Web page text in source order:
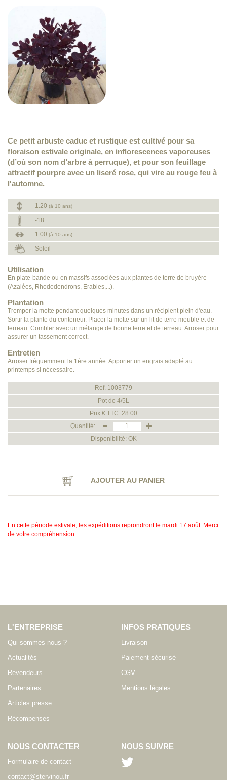
Ce petit arbuste caduc et rustique est cultivé pour sa
floraison estivale originale, en inflorescences vaporeuses
(d’où son nom d’arbre à perruque), et pour son feuillage
attractif pourpre avec un liseré rose, qui vire au rouge feu à
l'automne.
1.20 (à 10 ans)
-18
1.00 (à 10 ans)
Soleil
Utilisation
En plate-bande ou en massifs associées aux plantes de terre de bruyère
(Azalées, Rhododendrons, Erables,...).
Plantation
Tremper la motte pendant quelques minutes dans un récipient plein d'eau.
Sortir la plante du conteneur. Placer la motte sur un lit de terre meuble et de
terreau. Combler avec un mélange de bonne terre et de terreau. Arroser pour
assurer un tassement correct.
Entretien
Arroser fréquemment la 1ère année. Apporter un engrais adapté au
printemps si nécessaire.
Ref. 1003779
Pot de 4/5L
Prix € TTC: 28.00
Quantité:
Disponibilité: OK
AJOUTER AU PANIER
En cette période estivale, les expéditions reprondront le mardi 17 août. Merci
de votre compréhension
L'ENTREPRISE
Qui sommes-nous ?
Actualités
Revendeurs
Partenaires
Articles presse
Récompenses
INFOS PRATIQUES
Livraison
Paiement sécurisé
CGV
Mentions légales
NOUS CONTACTER
Formulaire de contact
contact@stervinou.fr
NOUS SUIVRE